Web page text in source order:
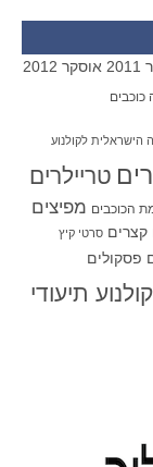
אוסקר 2012
הישראלית לקולנוע
טריילרים
הכוכבים מפיצים
קצרים סרטי קיץ
פסקולים
קולנוע תיעודי